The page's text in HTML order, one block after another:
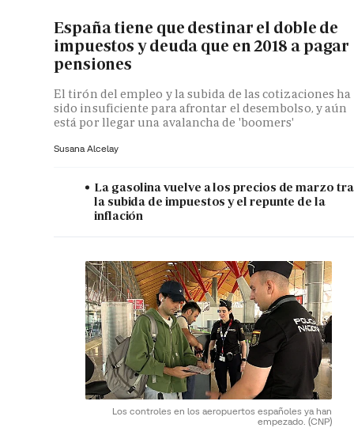
España tiene que destinar el doble de
impuestos y deuda que en 2018 a pagar
pensiones
El tirón del empleo y la subida de las cotizaciones ha
sido insuficiente para afrontar el desembolso, y aún
está por llegar una avalancha de 'boomers'
Susana Alcelay
La gasolina vuelve a los precios de marzo
la subida de impuestos y el repunte de la
inflación
Los controles en los aeropuertos españoles ya han
empezado. (CNP)